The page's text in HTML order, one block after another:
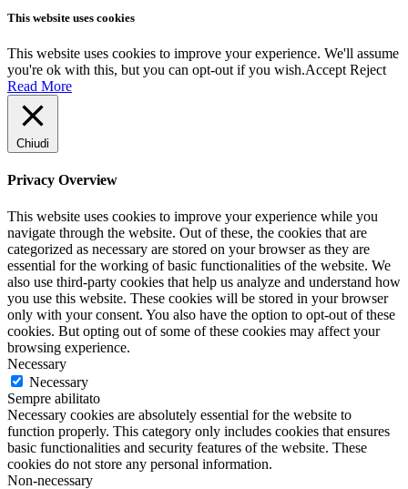
This website uses cookies
This website uses cookies to improve your experience. We'll assume
you're ok with this, but you can opt-out if you wish.Accept Reject
Read More
Chiudi
Privacy Overview
This website uses cookies to improve your experience while you
navigate through the website. Out of these, the cookies that are
categorized as necessary are stored on your browser as they are
essential for the working of basic functionalities of the website. We
also use third-party cookies that help us analyze and understand how
you use this website. These cookies will be stored in your browser
only with your consent. You also have the option to opt-out of these
cookies. But opting out of some of these cookies may affect your
browsing experience.
Necessary
Necessary
Sempre abilitato
Necessary cookies are absolutely essential for the website to
function properly. This category only includes cookies that ensures
basic functionalities and security features of the website. These
cookies do not store any personal information.
Non-necessary